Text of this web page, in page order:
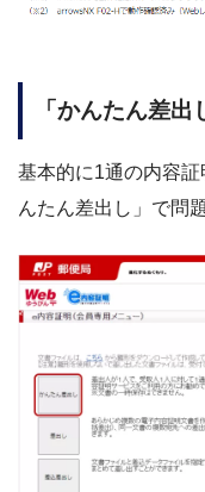
「かんたん差出
基本的に1通の内容
んたん差出し」で問